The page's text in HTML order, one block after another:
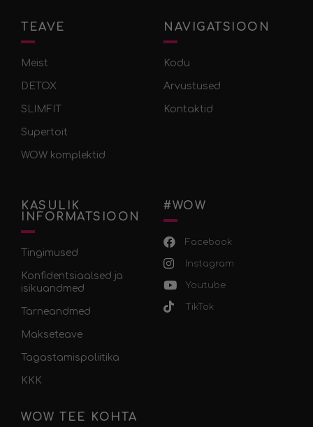
TEAVE
Meist
DETOX
SLIMFIT
Supertoit
WOW komplektid
NAVIGATSIOON
Kodu
Arvustused
Kontaktid
KASULIK
INFORMATSIOON
Tingimused
Konfidentsiaalsed ja
isikuandmed
Tarneandmed
Makseteave
Tagastamispoliitika
KKK
#WOW
Facebook
Instagram
Youtube
TikTok
WOW TEE KOHTA